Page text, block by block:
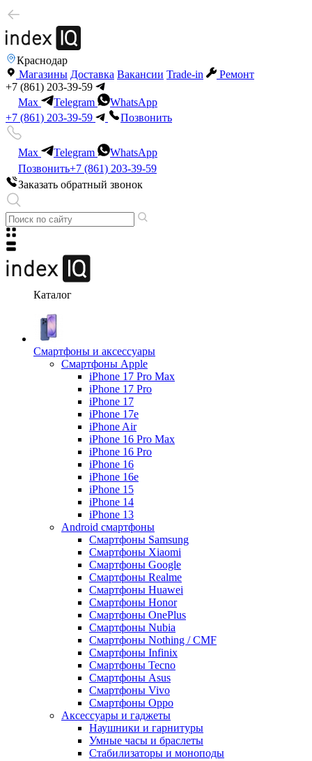
Краснодар
Магазины Доставка Вакансии Trade-in
Ремонт
+7 (861) 203-39-59
Max
Telegram
WhatsApp
+7 (861) 203-39-59
Позвонить
Max Telegram
WhatsApp
Позвонить+7 (861) 203-39-59
Заказать обратный звонок
Каталог
Смартфоны и аксессуары
Смартфоны Apple
iPhone 17 Pro Max
iPhone 17 Pro
iPhone 17
iPhone 17e
iPhone Air
iPhone 16 Pro Max
iPhone 16 Pro
iPhone 16
iPhone 16e
iPhone 15
iPhone 14
iPhone 13
Android cмартфоны
Смартфоны Samsung
Смартфоны Xiaomi
Смартфоны Google
Смартфоны Realme
Смартфоны Huawei
Смартфоны Honor
Смартфоны OnePlus
Смартфоны Nubia
Смартфоны Nothing / CMF
Смартфоны Infinix
Смартфоны Tecno
Смартфоны Asus
Смартфоны Vivo
Смартфоны Oppo
Аксессуары и гаджеты
Наушники и гарнитуры
Умные часы и браслеты
Стабилизаторы и моноподы